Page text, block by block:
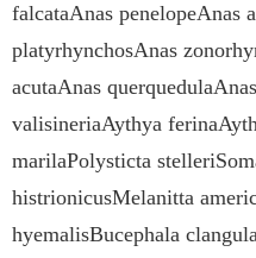
falcataAnas penelopeAnas
platyrhynchosAnas
acutaAnas
valisineriaAythya
marilaPolysticta
histrionicusMelanitta
hyemalisBucephala